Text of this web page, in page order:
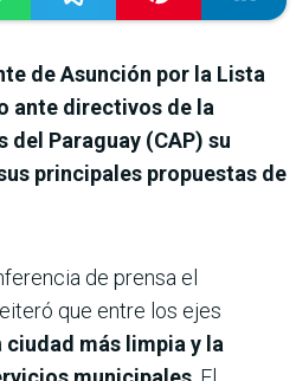
de Asunción por la Lista
ante directivos de la
del Paraguay (CAP) su
principales propuestas de
de prensa el
que entre los ejes
ciudad más limpia y la